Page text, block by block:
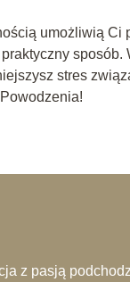
umożliwią
stres
z pasją